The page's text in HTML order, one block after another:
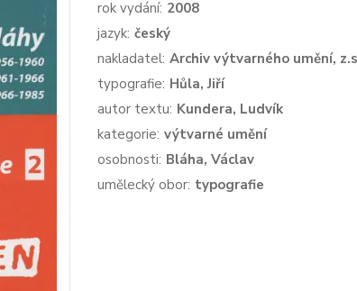
rok vydání: 2008
jazyk: český
nakladatel: Archiv výtvarného umění,
typografie: Hůla, Jiří
autor textu: Kundera, Ludvík
kategorie: výtvarné umění
osobnosti: Bláha, Václav
umělecký obor: typografie